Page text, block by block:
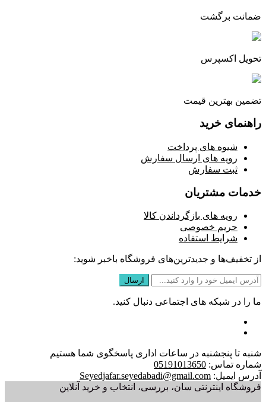
ضمانت برگشت
تحویل اکسپرس
تضمین بهترین قیمت
راهنمای خرید
شیوه های پرداخت
رویه های ارسال سفارش
ثبت سفارش
خدمات مشتریان
رویه های بازگرداندن کالا
حریم خصوصی
شرایط استفاده
از تخفیف‌ها و جدیدترین‌های فروشگاه باخبر شوید:
ما را در شبکه های اجتماعی دنبال کنید.
شنبه تا پنجشنبه در ساعات اداری پاسخگوی شما هستیم
شماره تماس: 05191013650
آدرس ایمیل: Seyedjafar.seyedabadi@gmail.com
فروشگاه اینترنتی سان، بررسی، انتخاب و خرید آنلاین